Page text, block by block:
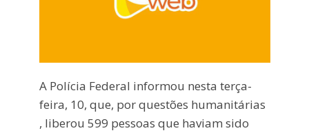
A Polícia Federal informou nesta terça-
feira, 10, que, por questões humanitárias
, liberou 599 pessoas que haviam sido